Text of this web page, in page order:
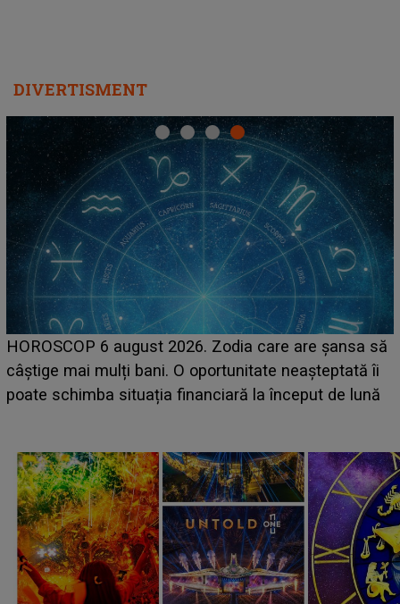
DIVERTISMENT
LINE-UP UNTOLD ONE, ziua 2. La ce oră urcă pe
scena principală a festivalului Zara Larsson? Artista
suedeză a ajuns deja în România și s-a filmat din